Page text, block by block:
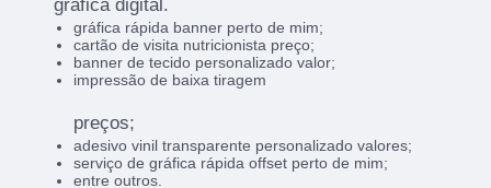
gráfica digital.
gráfica rápida banner perto de mim;
cartão de visita nutricionista preço;
banner de tecido personalizado valor;
impressão de baixa tiragem
preços;
adesivo vinil transparente personalizado valores;
serviço de gráfica rápida offset perto de mim;
entre outros.